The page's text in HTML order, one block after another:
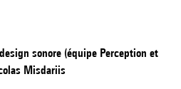
sonore (équipe Perception et
Misdariis